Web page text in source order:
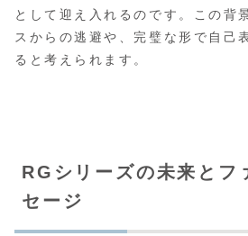
として迎え入れるのです。この背
スからの逃避や、完璧な形で自己
ると考えられます。
RGシリーズの未来とフ
セージ